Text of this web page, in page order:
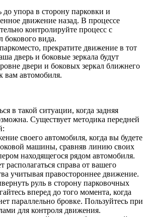
упора в сторону парковки и
движение назад. В процессе
контролируйте процесс с
бокового вида.
прекратите движение в тот
дверь и боковые зеркала будут
двери и боковых зеркал ближнего
автомобиля.
в такой ситуации, когда задняя
Существует методика передней
своего автомобиля, когда вы будете
машины, сравняв линию своих
находящегося рядом автомобиля.
располагаться справа от вашего
учитывая правостороннее движение.
руль в сторону парковочных
вперед до того момента, когда
параллельно бровке. Пользуйтесь при
для контроля движения.